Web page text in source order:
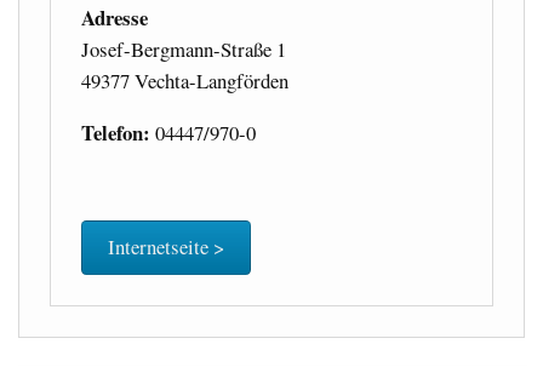
Adresse
Josef-Bergmann-Straße 1
49377 Vechta-Langförden
Telefon:04447/970-0
Internetseite >